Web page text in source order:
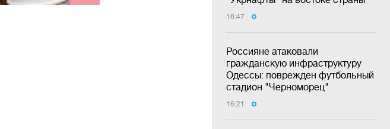
16:47
Россияне атаковали
гражданскую инфраструктуру
Одессы: поврежден футбольный
стадион "Черноморец"
16:21